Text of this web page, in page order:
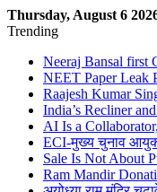
Thursday, August 6
Trending
Neeraj Bansal first
NEET Paper Leak
Raajesh Kumar
India’s Recliner
AI Is a
ECI-मुख्य चुनाव
Sale Is Not About
Ram Mandir